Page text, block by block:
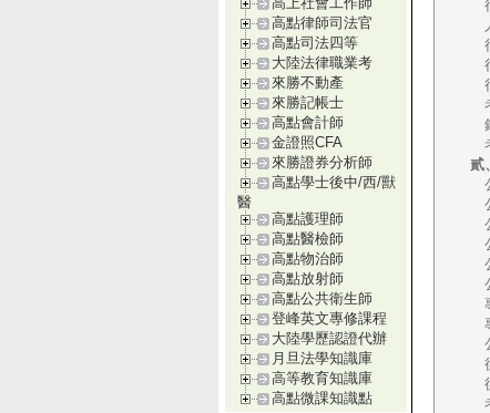
高點律師司法官
高點司法四等
大陸法律職業考
來勝不動產
來勝記帳士
高點會計師
金證照CFA
來勝證券分析師
高點學士後中/西/獸
醫
高點護理師
高點醫檢師
高點物治師
高點放射師
高點公共衛生師
登峰英文專修課程
大陸學歷認證代辦
月旦法學知識庫
高等教育知識庫
高點微課知識點
貳